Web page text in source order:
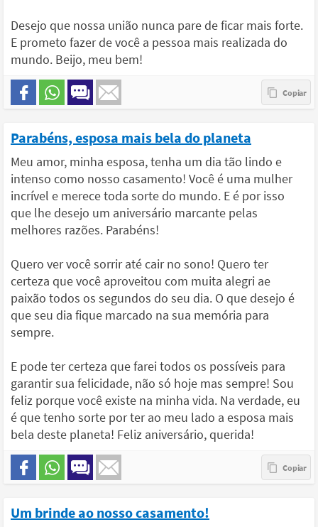
Desejo que nossa união nunca pare de ficar mais forte.
E prometo fazer de você a pessoa mais realizada do
mundo. Beijo, meu bem!
Parabéns, esposa mais bela do planeta
Meu amor, minha esposa, tenha um dia tão lindo e
intenso como nosso casamento! Você é uma mulher
incrível e merece toda sorte do mundo. E é por isso
que lhe desejo um aniversário marcante pelas
melhores razões. Parabéns!
Quero ver você sorrir até cair no sono! Quero ter
certeza que você aproveitou com muita alegri ae
paixão todos os segundos do seu dia. O que desejo é
que seu dia fique marcado na sua memória para
sempre.
E pode ter certeza que farei todos os possíveis para
garantir sua felicidade, não só hoje mas sempre! Sou
feliz porque você existe na minha vida. Na verdade, eu
é que tenho sorte por ter ao meu lado a esposa mais
bela deste planeta! Feliz aniversário, querida!
Um brinde ao nosso casamento!